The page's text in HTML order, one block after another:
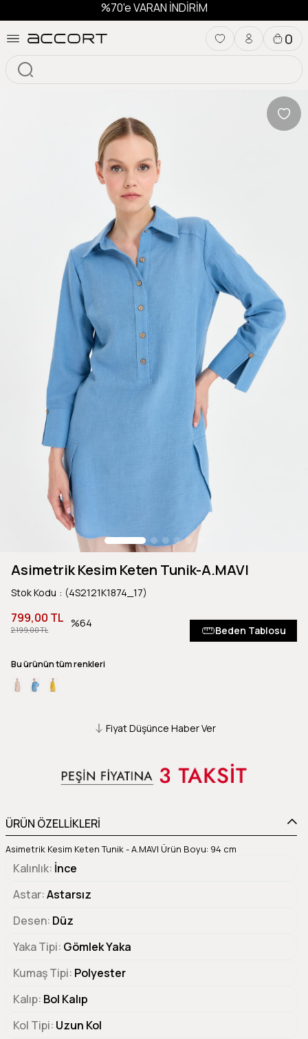
%70'e VARAN İNDİRİM
0
Asimetrik Kesim Keten Tunik-A.MAVI
Stok Kodu (4S2121K1874_17)
2.199,00 TL
799,00 TL 64
Beden Tablosu
Bu ürünün tüm renkleri
Fiyat Düşünce Haber Ver
ÜRÜN ÖZELLİKLERİ
Asimetrik Kesim Keten Tunik - A.MAVI Ürün Boyu: 94 cm
Kalınlık İnce
Astar Astarsız
Desen Düz
Yaka Tipi Gömlek Yaka
Kumaş Tipi Polyester
Kalıp Bol Kalıp
Kol Tipi Uzun Kol